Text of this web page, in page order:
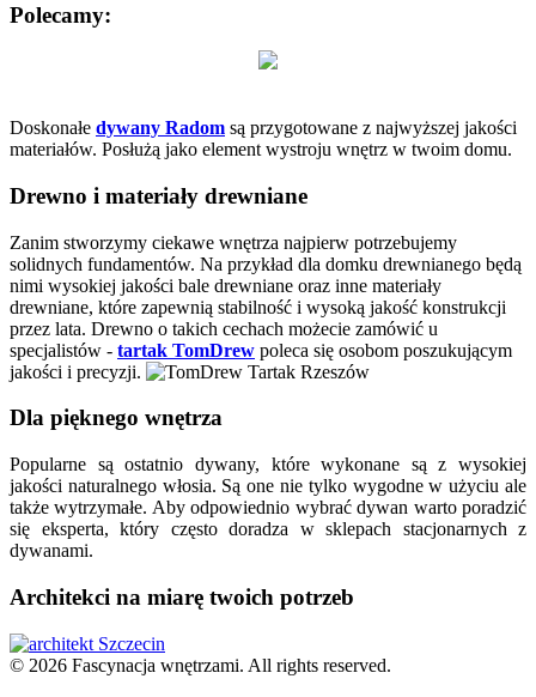
Polecamy:
Doskonałe dywany Radom są przygotowane z najwyższej jakości
materiałów. Posłużą jako element wystroju wnętrz w twoim domu.
Drewno i materiały drewniane
Zanim stworzymy ciekawe wnętrza najpierw potrzebujemy
solidnych fundamentów. Na przykład dla domku drewnianego będą
nimi wysokiej jakości bale drewniane oraz inne materiały
drewniane, które zapewnią stabilność i wysoką jakość konstrukcji
przez lata. Drewno o takich cechach możecie zamówić u
specjalistów - tartak TomDrew poleca się osobom poszukującym
jakości i precyzji.
Dla pięknego wnętrza
Popularne są ostatnio dywany, które wykonane są z wysokiej
jakości naturalnego włosia. Są one nie tylko wygodne w użyciu ale
także wytrzymałe. Aby odpowiednio wybrać dywan warto poradzić
się eksperta, który często doradza w sklepach stacjonarnych z
dywanami.
Architekci na miarę twoich potrzeb
© 2026 Fascynacja wnętrzami. All rights reserved.